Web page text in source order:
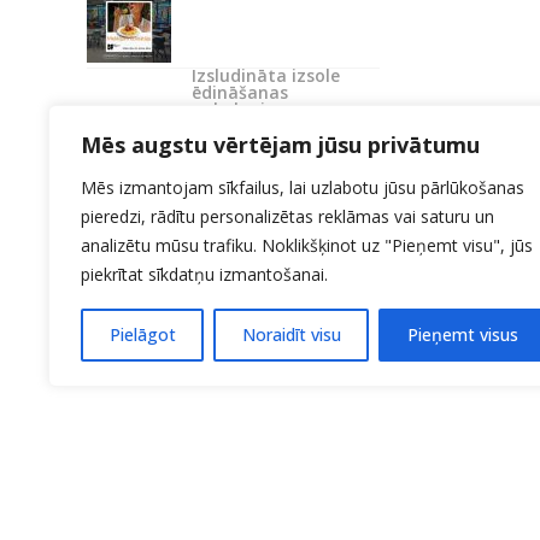
Mēs augstu vērtējam jūsu privātumu
Mēs izmantojam sīkfailus, lai uzlabotu jūsu pārlūkošanas
pieredzi, rādītu personalizētas reklāmas vai saturu un
analizētu mūsu trafiku. Noklikšķinot uz "Pieņemt visu", jūs
piekrītat sīkdatņu izmantošanai.
Pielāgot Noraidīt visu Pieņemt visus
Izsludināta izsole
ēdināšanas
pakalpojumu